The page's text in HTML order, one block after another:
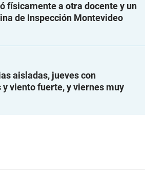
físicamente a otra docente y un
de Inspección Montevideo
aisladas, jueves con
viento fuerte, y viernes muy